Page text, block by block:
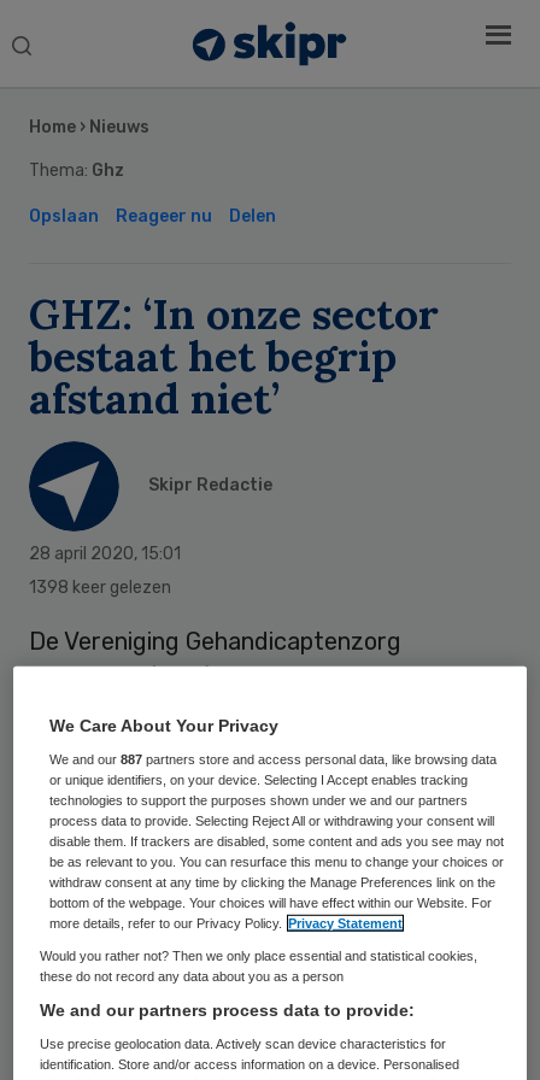
Search
Home › Nieuws
Thema: Ghz
Opslaan Reageer nu Delen
GHZ: ‘In onze sector
bestaat het begrip
afstand niet’
Skipr Redactie
28 april 2020, 15:01
1398 keer gelezen
De Vereniging Gehandicaptenzorg
radiospot in de eerste twee weken van mei
duidelijk dat zorg in de nabijheid
onontbeerlijk is in de praktijk van de
gehandicaptenzorgaanbieders.
Ook cliënten, hun dierbaren en
de uitbraak van de coronacrisis. Onder het
motto ‘denk een beetje aan ze’ richt de
gehandicaptenzorg zich op het
Sidebar
We Care About Your Privacy
We and our887 partners store and access personal data, like browsing data
or unique identifiers, on your device. Selecting I Accept enables tracking
technologies to support the purposes shown under we and our partners
process data to provide. Selecting Reject All or withdrawing your consent will
disable them. If trackers are disabled, some content and ads you see may not
be as relevant to you. You can resurface this menu to change your choices or
withdraw consent at any time by clicking the Manage Preferences link on the
bottom of the webpage. Your choices will have effect within our Website. For
more details, refer to our Privacy Policy.
Privacy Statement
Would you rather not? Then we only place essential and statistical cookies,
these do not record any data about you as a person
We and our partners process data to provide:
Use precise geolocation data. Actively scan device characteristics for
identification. Store and/or access information on a device. Personalised